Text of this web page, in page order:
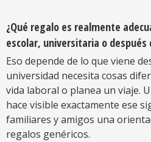
¿Qué regalo es realmente
escolar, universitaria o después
Eso depende de lo que viene
universidad necesita cosas
vida laboral o planea un viaje.
hace visible exactamente ese
familiares y amigos una
regalos genéricos.